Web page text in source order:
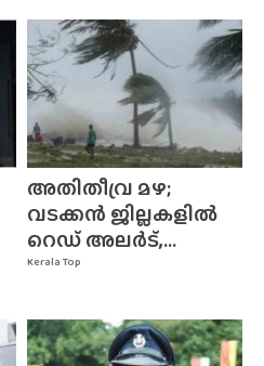
Kerala Top
അതിതീവ്ര മഴ;
വടക്കൻ ജില്ലകളിൽ
റെഡ് അലർട്,...